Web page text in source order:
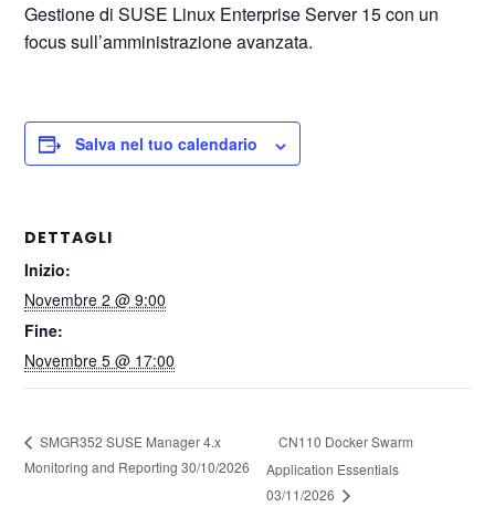
Gestione di SUSE Linux Enterprise Server 15 con un
focus sull’amministrazione avanzata.
Salva nel tuo calendario
DETTAGLI
Inizio:
Novembre 2 @ 9:00
Fine:
Novembre 5 @ 17:00
SMGR352 SUSE Manager 4.x
Monitoring and Reporting 30/10/2026
CN110 Docker Swarm
Application Essentials
03/11/2026